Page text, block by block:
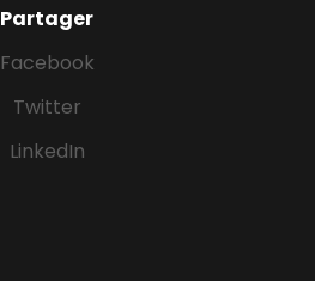
Partager
Facebook
Twitter
LinkedIn